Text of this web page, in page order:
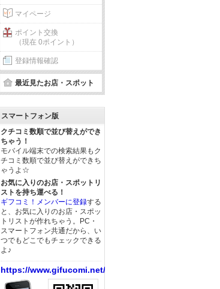
マイページ
ポイント交換
（現在 0ポイント）
登録情報確認
最近見たお店・スポット
スマートフォン版
クチコミ数順で並び替えができ
ちゃう！
モバイル端末での検索結果もク
チコミ数順で並び替えができち
ゃうよ☆
お気に入りのお店・スポットリ
ストを持ち運べる！
ギフコミ！メンバーに登録する
と、お気に入りのお店・スポッ
トリストが作れちゃう。PC・
スマートフォン共通だから、い
つでもどこでもチェックできる
よ♪
https://www.gifucomi.net/